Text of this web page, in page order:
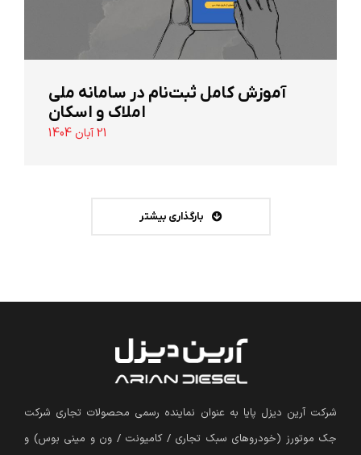
آموزش کامل ثبت‌نام در سامانه ملی
املاک و اسکان
21 آبان 1404
بارگذاری بیشتر
شرکت آرین دیزل پایا به عنوان نماینده رسمی محصولات تجاری شرکت
جک موتورز (خودروهای سبک تجاری / کامیونت / ون و مینی بوس) و